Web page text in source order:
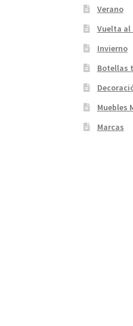
Verano
Vuelta al
Invierno
Botellas
Muebles
Marcas